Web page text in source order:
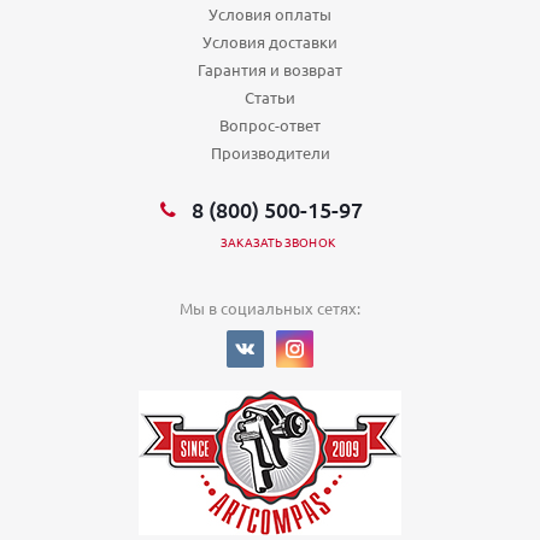
Пн,Вт,Ср,Чт,Пт,Сб,Вс (10:00 - 20:00)
Екатеринбург, ул 40-летия Октября 75
Пн,Вт,Ср,Чт,Пт,Сб,Вс (10:00 - 21:00)
Екатеринбург, ул 8 Марта 127
Пн,Вт,Ср,Чт,Пт,Сб,Вс (09:00 - 21:00)
Пн,Вт,Ср,Чт,Пт (10:00 - 19:30) Сб (10:00 - 16:00) Вс (выходной)
Пн,Вт,Ср,Чт,Пт,Сб,Вс (09:00 - 21:00)
Пн,Вт,Ср,Чт,Пт (09:00 - 21:00) Сб,Вс (выходной)
Екатеринбург, ул Академика Шварца
Пн,Вт,Ср,Чт,Пт,Сб,Вс (10:00 - 22:00)
Екатеринбург, ул Академическая 29
Пн,Вт,Ср,Чт,Пт,Сб,Вс (09:00 - 20:30)
Екатеринбург, ул Амундсена
Пн,Вт,Ср,Чт,Пт,Сб,Вс (10:00 - 22:00)
Екатеринбург, ул Амундсена 65
Пн,Вт,Ср,Чт,Пт,Сб,Вс (10:00 - 21:00)
Условия оплаты
Условия доставки
Гарантия и возврат
Статьи
Вопрос-ответ
Производители
8 (800) 500-15-97
ЗАКАЗАТЬ ЗВОНОК
Мы в социальных сетях: